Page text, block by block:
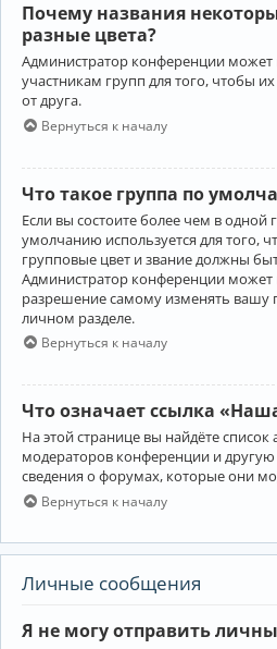
Почему названия
разные цвета?
Администратор конференции может
участникам групп для того, чтобы
от друга.
Вернуться к началу
Что такое группа по
Если вы состоите более чем в одной
умолчанию используется для того,
групповые цвет и звание должны
Администратор конференции может
разрешение самому изменять вашу
личном разделе.
Вернуться к началу
Что означает ссылка
На этой странице вы найдёте
модераторов конференции и
сведения о форумах, которые они
Вернуться к началу
Личные сообщения
Я не могу отправить